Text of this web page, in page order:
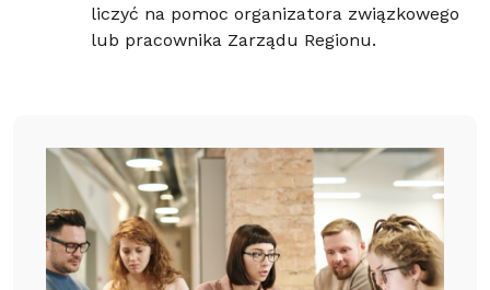
liczyć na pomoc organizatora związkowego
lub pracownika Zarządu Regionu.